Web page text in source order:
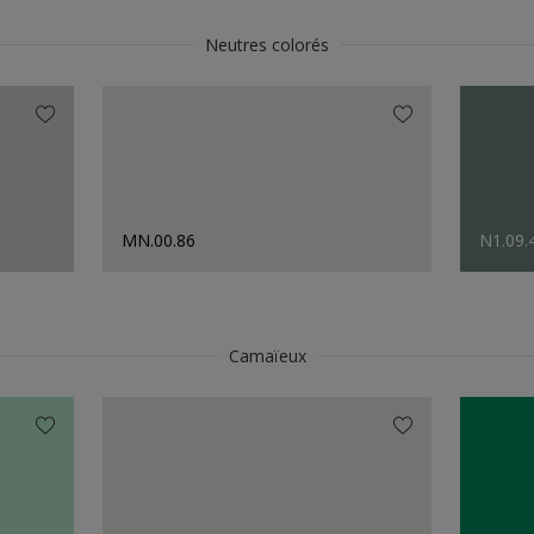
Neutres colorés
MN.00.86
Camaïeux